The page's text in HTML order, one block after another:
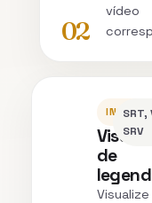
02
vídeo
de
Visualize
SRT,
SRV